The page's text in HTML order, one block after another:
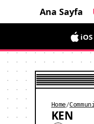
Ana Sayfa
Home /
KEN